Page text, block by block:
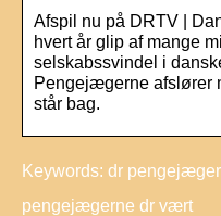
Afspil nu på DRTV |
hvert år glip af mange
selskabssvindel i
Pengejægerne afslører
står bag.
Keywords: dr
pengejægerne dr vært